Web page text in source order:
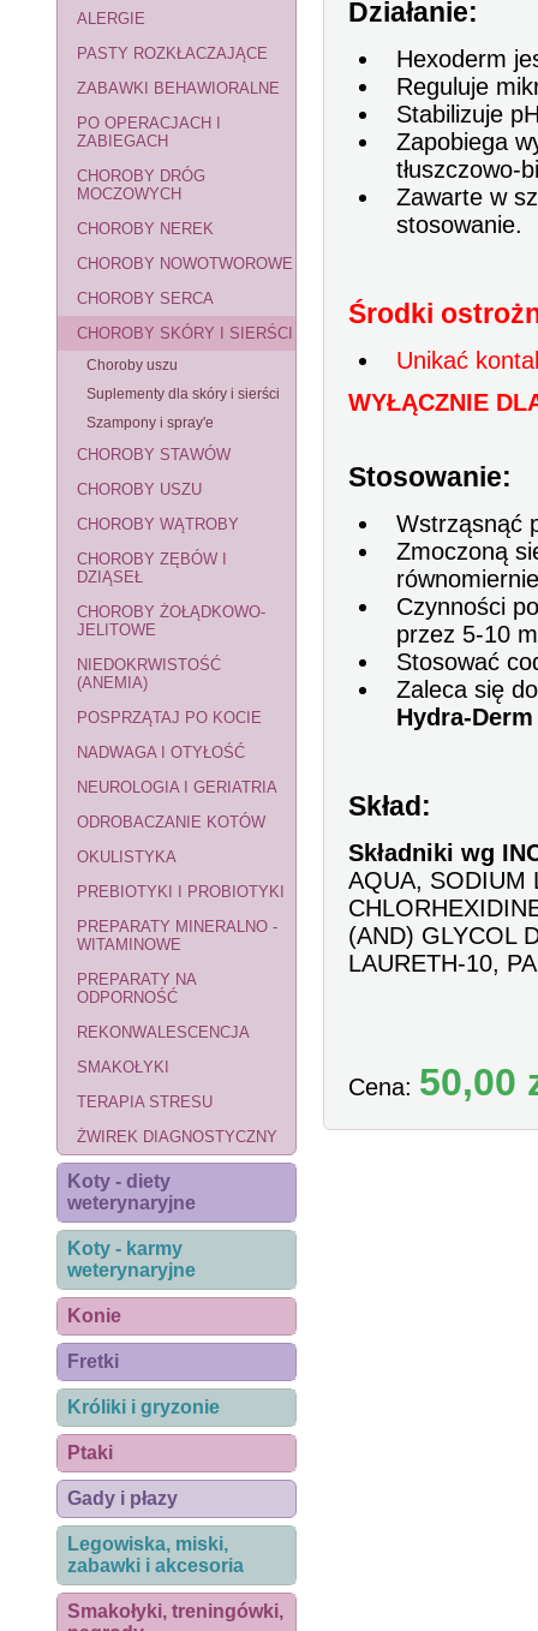
ALERGIE
PASTY ROZKŁACZAJĄCE
ZABAWKI BEHAWIORALNE
PO OPERACJACH I
ZABIEGACH
CHOROBY DRÓG
MOCZOWYCH
CHOROBY NEREK
CHOROBY NOWOTWOROWE
CHOROBY SERCA
CHOROBY SKÓRY I SIERŚCI
Choroby uszu
Suplementy dla skóry i sierści
Szampony i spray'e
CHOROBY STAWÓW
CHOROBY USZU
CHOROBY WĄTROBY
CHOROBY ZĘBÓW I
DZIĄSEŁ
CHOROBY ŻOŁĄDKOWO-
JELITOWE
NIEDOKRWISTOŚĆ
(ANEMIA)
POSPRZĄTAJ PO KOCIE
NADWAGA I OTYŁOŚĆ
NEUROLOGIA I GERIATRIA
ODROBACZANIE KOTÓW
OKULISTYKA
PREBIOTYKI I PROBIOTYKI
PREPARATY MINERALNO -
WITAMINOWE
PREPARATY NA
ODPORNOŚĆ
REKONWALESCENCJA
SMAKOŁYKI
TERAPIA STRESU
ŻWIREK DIAGNOSTYCZNY
Koty - diety
weterynaryjne
Koty - karmy
weterynaryjne
Konie
Fretki
Króliki i gryzonie
Ptaki
Gady i płazy
Legowiska, miski,
zabawki i akcesoria
Smakołyki, treningówki,
Działanie:
Hexoderm
Reguluje
Stabilizuje
Zapobiega
tłuszczowo-
Zawarte w
stosowanie.
Środki
Unikać
WYŁĄCZNIE
Stosowanie:
Wstrząsnąć
Zmoczoną
Czynności
przez 5-10
Stosować
Zaleca się
Hydra-Derm
Skład:
Składniki wg
AQUA, SODIUM
(AND) GLYCOL
LAURETH-10,
Cena: 50,00